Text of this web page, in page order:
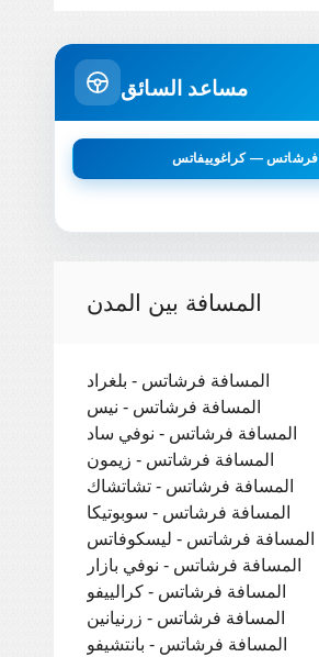
مساعد السائق
فرشاتس — كراغوييفاتس
المسافة بين المدن
المسافة فرشاتس - بلغراد
المسافة فرشاتس - نيس
المسافة فرشاتس - نوفي ساد
المسافة فرشاتس - زيمون
المسافة فرشاتس - تشاتشاك
المسافة فرشاتس - سوبوتيكا
المسافة فرشاتس - ليسكوفاتس
المسافة فرشاتس - نوفي بازار
المسافة فرشاتس - كرالييفو
المسافة فرشاتس - زرنيانين
المسافة فرشاتس - بانتشيفو